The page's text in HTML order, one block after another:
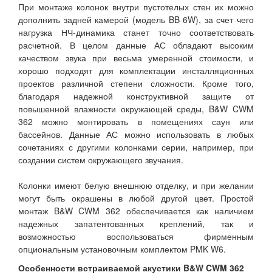
При монтаже колонок внутри пустотелых стен их можно
дополнить задней камерой (модель BB 6W), за счет чего
нагрузка НЧ-динамика станет точно соответствовать
расчетной. В целом данные АС обладают высоким
качеством звука при весьма умеренной стоимости, и
хорошо подходят для комплектации инсталляционных
проектов различной степени сложности. Кроме того,
благодаря надежной конструктивной защите от
повышенной влажности окружающей среды, B&W CWM
362 можно монтировать в помещениях саун или
бассейнов. Данные АС можно использовать в любых
сочетаниях с другими колонками серии, например, при
создании систем окружающего звучания.
Колонки имеют белую внешнюю отделку, и при желании
могут быть окрашены в любой другой цвет. Простой
монтаж B&W CWM 362 обеспечивается как наличием
надежных запатентованных креплений, так и
возможностью воспользоваться фирменным
опциональным установочным комплектом PMK W6.
Особенности встраиваемой акустики B&W CWM 362